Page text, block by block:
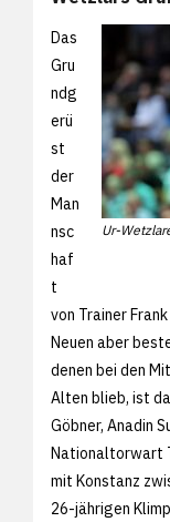
Ur-
Das
Gru
ndg
erü
st
der
Man
nsc
haf
t
von Trainer
Neuen aber
denen bei den
Alten blieb, ist
Göbner, Anadin
Nationaltorwart
mit Konstanz
26-jährigen